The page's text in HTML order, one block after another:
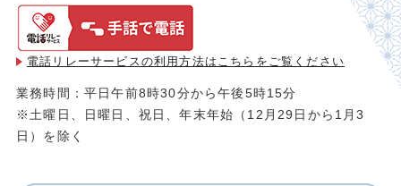
電話リレーサービスの利用方法は こちらをご覧ください
業務時間：平日午前8時30分から午後5時15分
※土曜日、日曜日、祝日、年末年始（12月29日から1月3
日）を除く